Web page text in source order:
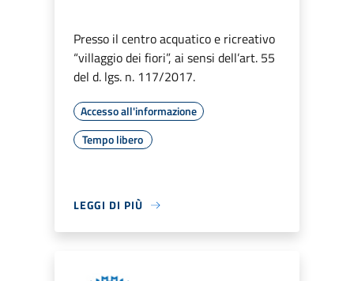
Presso il centro acquatico e ricreativo
“villaggio dei fiori”, ai sensi dell’art. 55
del d. lgs. n. 117/2017.
Accesso all'informazione
Tempo libero
LEGGI DI PIÙ